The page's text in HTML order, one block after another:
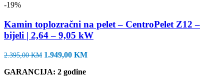
-19%
Kamin toplozračni na pelet – CentroPelet Z12 –
bijeli | 2,64 – 9,05 kW
2.395,00KM Izvorna
bila
1.949,00 KMTrenutna
GARANCIJA: 2 godine